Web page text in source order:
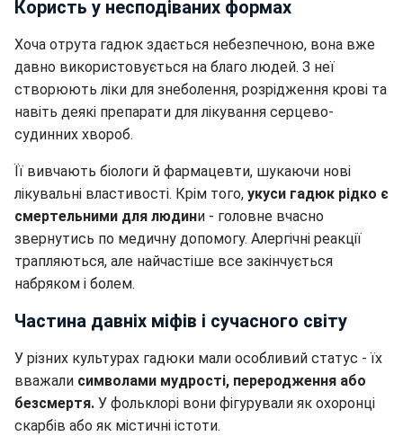
Користь у несподіваних формах
Хоча отрута гадюк здається небезпечною, вона вже
давно використовується на благо людей. З неї
створюють ліки для знеболення, розрідження крові та
навіть деякі препарати для лікування серцево-
судинних хвороб.
Її вивчають біологи й фармацевти, шукаючи нові
лікувальні властивості. Крім того, укуси гадюк рідко є
смертельними для людини - головне вчасно
звернутись по медичну допомогу. Алергічні реакції
трапляються, але найчастіше все закінчується
набряком і болем.
Частина давніх міфів і сучасного світу
У різних культурах гадюки мали особливий статус - їх
вважали символами мудрості, переродження або
безсмертя. У фольклорі вони фігурували як охоронці
скарбів або як містичні істоти.